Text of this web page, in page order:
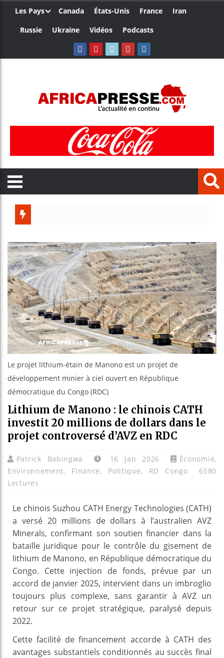
Les Pays Canada États-Unis France
Iran
Russie
Ukraine Vidéos Podcasts
Bénin :
Aliko
Le projet lithium-étain de Manono est un projet de
développement minier à ciel ouvert en République
démocratique du Congo (RDC)
Lithium de Manono : le chinois CATH
investit 20 millions de dollars dans le
projet controversé d’AVZ en RDC
Patrick Babingwa 16 Jan 2026 Économie,
Environnement, Finance, Politique, RD Congo
6580
Lectures
Le chinois Suzhou CATH Energy Technologies (CATH)
a versé 20 millions de dollars à l’australien AVZ
Minerals, confirmant son soutien financier dans la
bataille juridique pour le contrôle du gisement de
lithium de Manono, en République démocratique du
Congo. Cette injection de fonds, prévue par un
accord de janvier 2025, intervient dans un imbroglio
toujours plus complexe, sans garantir à AVZ un
retour sur ce projet stratégique, paralysé depuis
2022.
Cette facilité de financement accorde à CATH des
avantages substantiels conditionnés au succès final